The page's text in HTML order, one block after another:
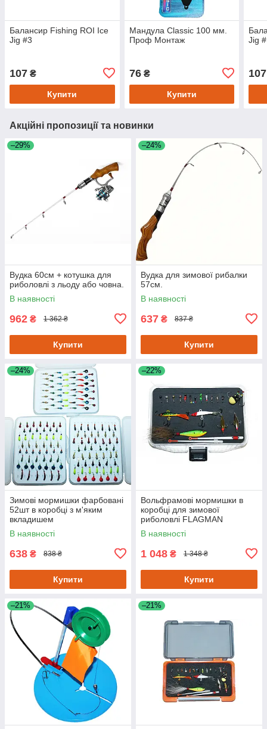
Балансир Fishing ROI Ice
Jig #3
107 ₴
Купити
Мандула Classic 100 мм.
Проф Монтаж
76₴
Купити
Jig
107
Акційні пропозиції та новинки
–29%
Вудка 60см + котушка для
риболовлі з льоду або човна.
В наявності
962 ₴ 1 362 ₴
Купити
–24%
Вудка для зимової рибалки
57см.
В наявності
637 ₴ 837 ₴
Купити
–24%
Зимові мормишки фарбовані
52шт в коробці з м'яким
вкладишем
В наявності
638 ₴ 838 ₴
Купити
–22%
Вольфрамові мормишки в
коробці для зимової
риболовлі FLAGMAN
В наявності
1 048 ₴ 1 348 ₴
Купити
–21% –21%